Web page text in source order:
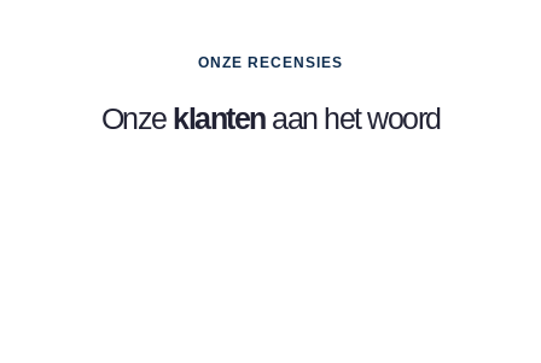
ONZE RECENSIES
Onze klantenaan het woord